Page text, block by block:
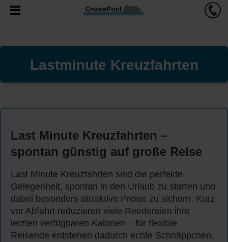
Lastminute Kreuzfahrten
Last Minute Kreuzfahrten –
spontan günstig auf große Reise
Last Minute Kreuzfahrten sind die perfekte
Gelegenheit, spontan in den Urlaub zu starten und
dabei besonders attraktive Preise zu sichern. Kurz
vor Abfahrt reduzieren viele Reedereien ihre
letzten verfügbaren Kabinen – für flexible
Reisende entstehen dadurch echte Schnäppchen.